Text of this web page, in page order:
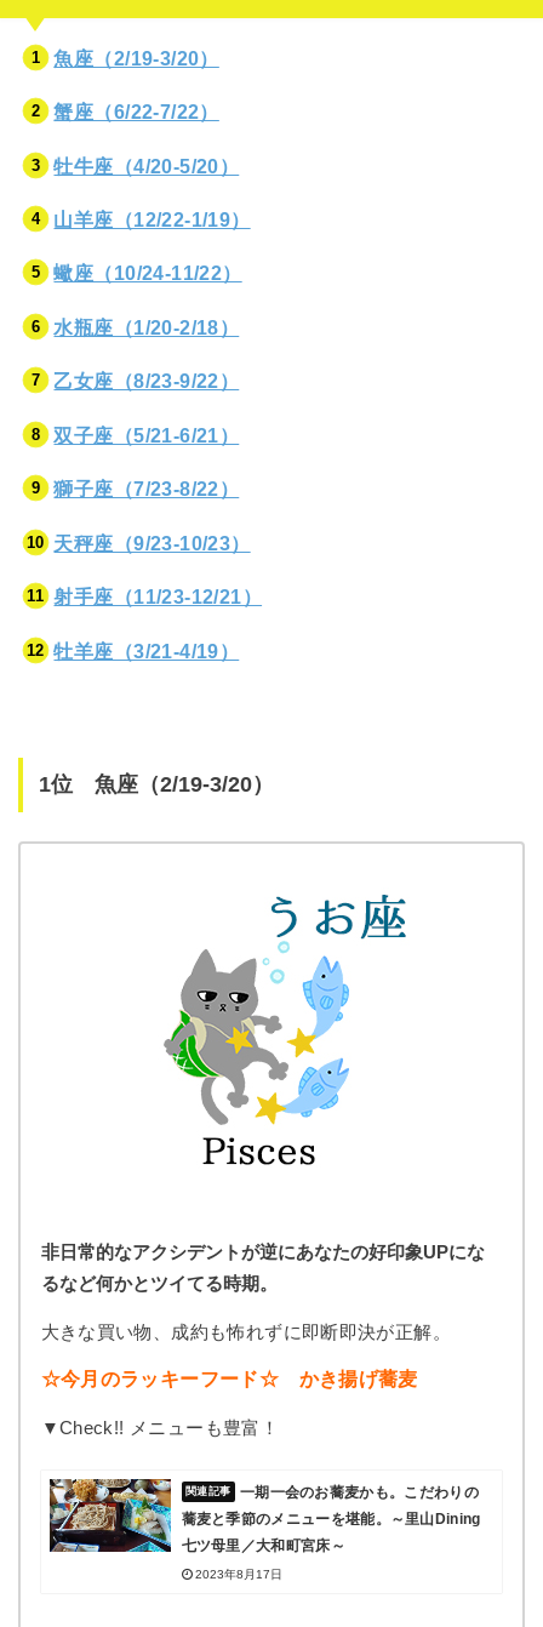
魚座（2/19-3/20）
蟹座（6/22-7/22）
牡牛座（4/20-5/20）
山羊座（12/22-1/19）
蠍座（10/24-11/22）
水瓶座（1/20-2/18）
乙女座（8/23-9/22）
双子座（5/21-6/21）
獅子座（7/23-8/22）
天秤座（9/23-10/23）
射手座（11/23-12/21）
牡羊座（3/21-4/19）
1位 魚座（2/19-3/20）
非日常的なアクシデントが逆にあなたの好印象UPにな
るなど何かとツイてる時期。
大きな買い物、成約も怖れずに即断即決が正解。
☆今月のラッキーフード☆ かき揚げ蕎麦
▼Check!! メニューも豊富！
一期一会のお蕎麦かも。こだわりの
蕎麦と季節のメニューを堪能。～里山Dining
七ツ母里／大和町宮床～
2023年8月17日